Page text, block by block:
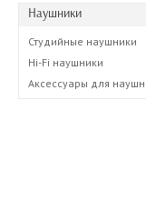
Наушники
Студийные наушники
Hi-Fi наушники
Аксессуары для